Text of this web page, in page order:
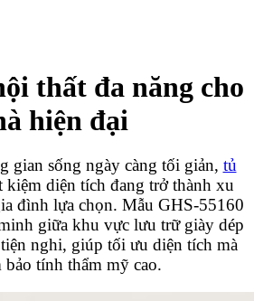
thất đa năng cho
hiện đại
gian sống ngày càng tối giản, tủ
diện tích đang trở thành xu
đình lựa chọn. Mẫu GHS-55160
giữa khu vực lưu trữ giày dép
nghi, giúp tối ưu diện tích mà
bảo tính thẩm mỹ cao.